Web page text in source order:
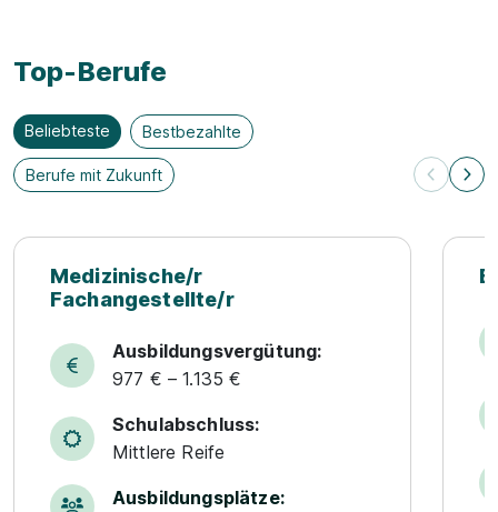
Top-Berufe
Beliebteste Bestbezahlte
Berufe mit Zukunft
Medizinische/r
Fachangestellte/r
Ausbildungsvergütung:
977 € – 1.135 €
Schulabschluss:
Mittlere Reife
Ausbildungsplätze: